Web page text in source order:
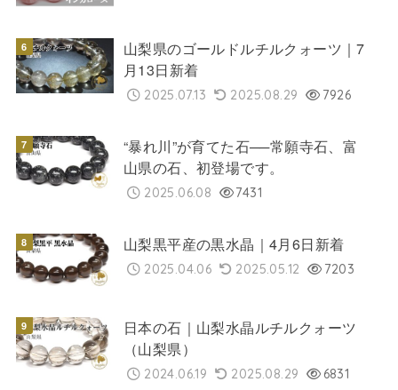
山梨県のゴールドルチルクォーツ｜7
月13日新着
2025.07.13 2025.08.29 7926
“暴れ川”が育てた石──常願寺石、富
山県の石、初登場です。
2025.06.08 7431
山梨黒平産の黒水晶｜4月6日新着
2025.04.06 2025.05.12 7203
日本の石｜山梨水晶ルチルクォーツ
（山梨県）
2024.06.19 2025.08.29 6831